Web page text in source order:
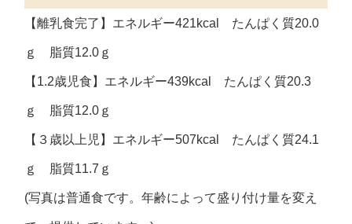
【離乳食完了】エネルギー421kcal たんぱく質20.0
ｇ 脂質12.0ｇ
【1.2歳児食】エネルギー439kcal たんぱく質20.3
ｇ 脂質12.0ｇ
【３歳以上児】エネルギー507kcal たんぱく質24.1
ｇ 脂質11.7ｇ
(写真は普通食です。年齢によって盛り付け量を変え